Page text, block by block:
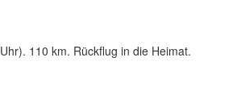
110 km. Rückflug in die Heimat.